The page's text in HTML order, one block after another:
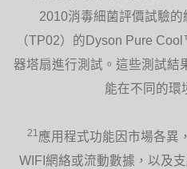
2010消毒細菌評價試驗
（TP02）的Dyson Pure
器塔扇進行測試。這些測試結
能在不同的環
21 應用程式功能因市場各異
WIFI網絡或流動數據，以及